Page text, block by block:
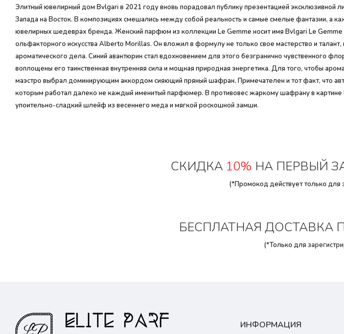
Элитный ювелирный дом Bvlgari в 2021 году вновь порадовал публику презентацией эксклюзивной
Запада на Восток. В композициях смешались между собой реальность и самые смелые фантазии, а
ювелирных шедеврах бренда. Женский парфюм из коллекции Le Gemme носит имя Bvlgari Le
ольфакторного искусства Alberto Morillas. Он вложил в формулу не только свое мастерство и
ароматического дела. Синий авантюрин стал вдохновением для этого безгранично чувственного
воплощены его таинственная внутренняя сила и мощная природная энергетика. Для того, чтобы
маэстро выбрал доминирующим аккордом сияющий пряный шафран. Примечателен и тот факт, что
которым работал далеко не каждый именитый парфюмер. В противовес жаркому шафрану в
упоительно-сладкий шлейф из весеннего меда и мягкой роскошной замши.
СКИДКА 10% НА ПЕРВЫЙ
(*Промокод действует только для
БЕСПЛАТНАЯ ДОСТАВКА
(*Только для
ИНФОРМАЦИЯ